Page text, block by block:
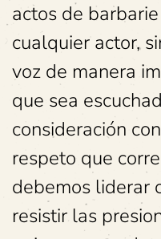
actos de
cualquier actor,
voz de manera
que sea
consideración
respeto que
debemos liderar
resistir las